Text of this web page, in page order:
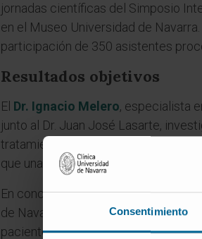
Consentimiento
jornadas científicas del Simposio
en el Museo Universidad de Navarra.
participación de 350 asistentes
Resultados objetivos
El Dr. Ignacio Melero, especialista
junto al Dr. Juan José Lasarte,
tratamientos inmunoterápicos. “A
que una decena de ellos, son
En concreto, elDr. José Luis Pérez
de Navarra, destacó que en
pacientes a los dos años de iniciar